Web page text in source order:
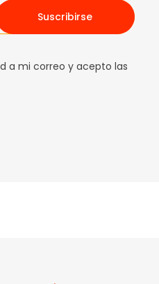
Suscribirse
a mi correo y acepto las